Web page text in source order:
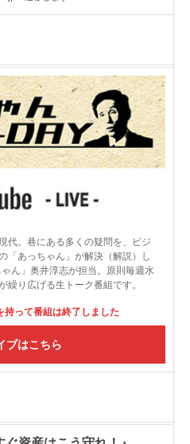
代。巷にある多くの疑問を、ビジ
「あっちゃん」が解決（解説）し
ん」奥井淳志が担当。原則毎週水
繰り広げる生トーク番組です。
持って番組は終了しました
ブはこちら